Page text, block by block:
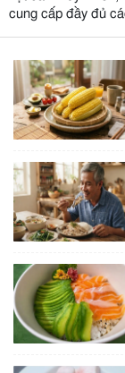
cung cấp đầy đủ